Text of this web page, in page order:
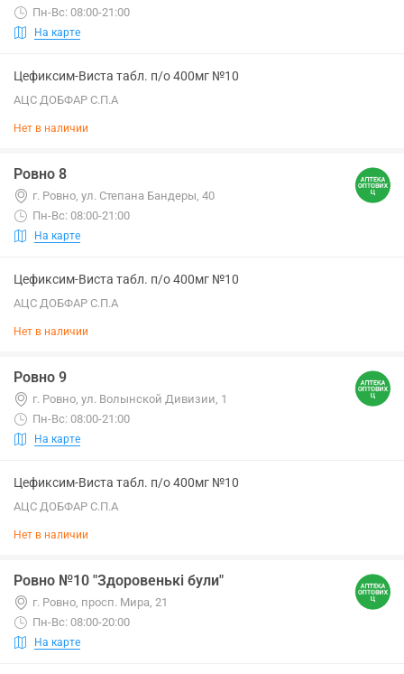
Пн-Вс: 08:00-21:00
На карте
Цефиксим-Виста табл. п/о 400мг №10
АЦС ДОБФАР С.П.А
Нет в наличии
Ровно 8
г. Ровно, ул. Степана Бандеры, 40
Пн-Вс: 08:00-21:00
На карте
Цефиксим-Виста табл. п/о 400мг №10
АЦС ДОБФАР С.П.А
Нет в наличии
Ровно 9
г. Ровно, ул. Волынской Дивизии, 1
Пн-Вс: 08:00-21:00
На карте
Цефиксим-Виста табл. п/о 400мг №10
АЦС ДОБФАР С.П.А
Нет в наличии
Ровно №10 "Здоровенькі були"
г. Ровно, просп. Мира, 21
Пн-Вс: 08:00-20:00
На карте